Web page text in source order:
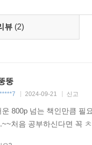
정복하는 5단원&비중요
한 비중요 독해형 단원
단원 선지 OX정리본 무
의 돌 비중요 독해형 단
bookmall/event/2024/
!
뷰 (2)
뚱
2024-09-21 신고
800p 넘는 책인만큼 필
처음 공부하신다면 꼭